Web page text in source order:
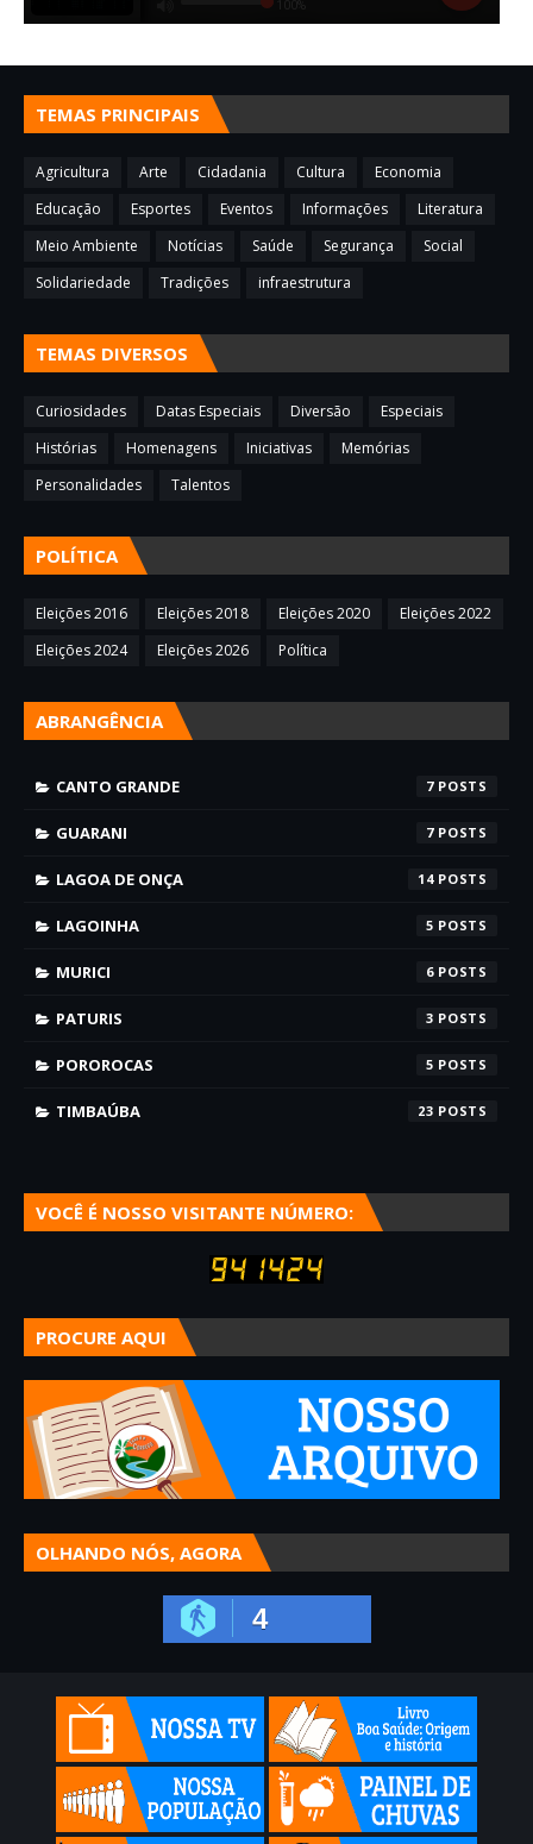
TEMAS PRINCIPAIS
Agricultura Arte Cidadania Cultura
Economia
Educação
Esportes Eventos Informações
Literatura
Meio Ambiente
Notícias Saúde Segurança
Social
Solidariedade
Tradições infraestrutura
TEMAS DIVERSOS
Curiosidades Datas Especiais Diversão
Especiais
Histórias
Homenagens Iniciativas
Memórias
Personalidades
Talentos
POLÍTICA
Eleições 2016 Eleições 2018 Eleições 2020
Eleições 2022
Eleições 2024
Eleições 2026 Política
ABRANGÊNCIA
CANTO GRANDE 7
GUARANI 7
LAGOA DE ONÇA 14
LAGOINHA 5
MURICI 6
PATURIS 3
POROROCAS 5
TIMBAÚBA 23
VOCÊ É NOSSO VISITANTE NÚMERO:
PROCURE AQUI
OLHANDO NÓS, AGORA
4